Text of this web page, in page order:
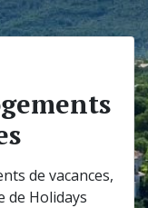
de vacances,
de Holidays